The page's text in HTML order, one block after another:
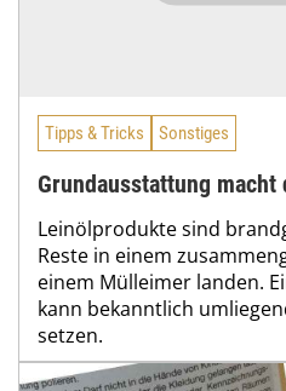
Tipps & Tricks Sonstiges
Grundausstattung macht
Leinölprodukte sind
Reste in einem
einem Mülleimer landen.
kann bekanntlich
setzen.